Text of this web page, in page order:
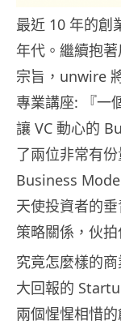
最近 10 年的創
年代。繼續抱
宗旨，unwire
專業講座: 『一
讓 VC 動心的
了兩位非常有
Business
天使投資者的
策略關係，伙
究竟怎麼樣的
大回報的
兩個惺惺相惜